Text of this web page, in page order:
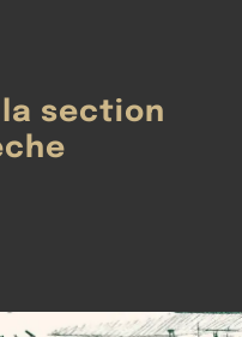
la section